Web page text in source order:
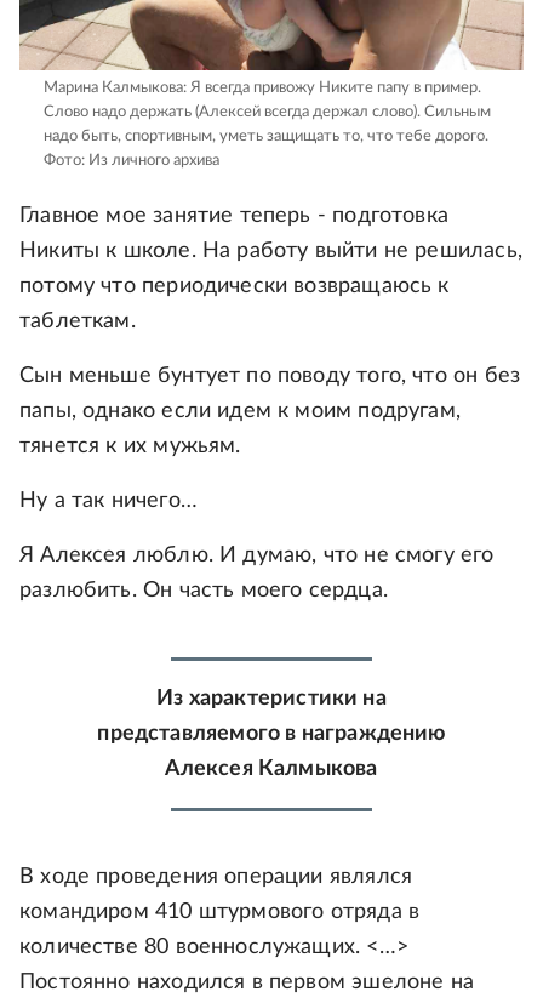
Марина Калмыкова: Я всегда привожу Никите папу в пример.
Слово надо держать (Алексей всегда держал слово). Сильным
надо быть, спортивным, уметь защищать то, что тебе дорого.
Фото: Из личного архива
Главное мое занятие теперь - подготовка
Никиты к школе. На работу выйти не решилась,
потому что периодически возвращаюсь к
таблеткам.
Сын меньше бунтует по поводу того, что он без
папы, однако если идем к моим подругам,
тянется к их мужьям.
Ну а так ничего…
Я Алексея люблю. И думаю, что не смогу его
разлюбить. Он часть моего сердца.
Из характеристики на
представляемого в награждению
Алексея Калмыкова
В ходе проведения операции являлся
командиром 410 штурмового отряда в
количестве 80 военнослужащих. <…>
Постоянно находился в первом эшелоне на